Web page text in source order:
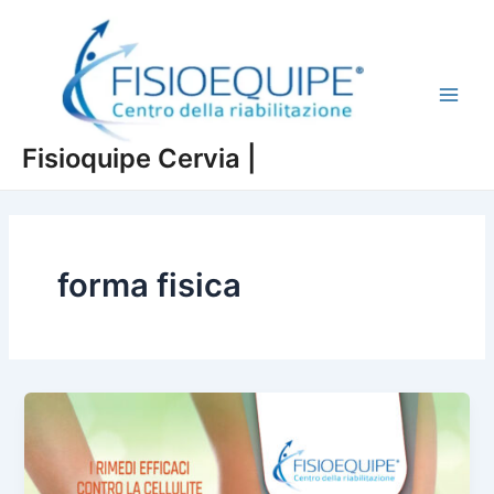
contenuto
Fisioquipe Cervia |
forma fisica